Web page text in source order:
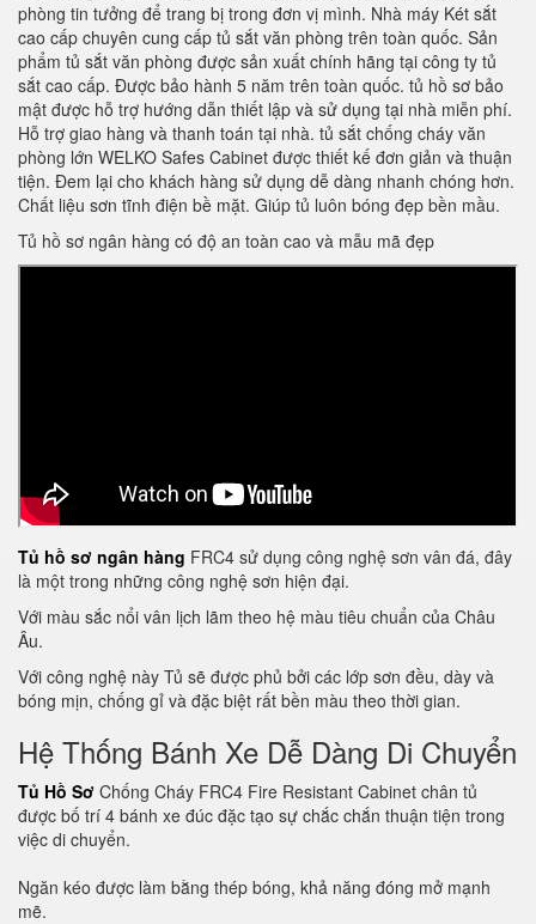
phòng tin tưởng để trang bị trong đơn vị mình. Nhà máy Két sắt
cao cấp chuyên cung cấp tủ sắt văn phòng trên toàn quốc. Sản
phẩm tủ sắt văn phòng được sản xuất chính hãng tại công ty tủ
sắt cao cấp. Được bảo hành 5 năm trên toàn quốc. tủ hồ sơ bảo
mật được hỗ trợ hướng dẫn thiết lập và sử dụng tại nhà miễn phí.
Hỗ trợ giao hàng và thanh toán tại nhà. tủ sắt chống cháy văn
phòng lớn WELKO Safes Cabinet được thiết kế đơn giản và thuận
tiện. Đem lại cho khách hàng sử dụng dễ dàng nhanh chóng hơn.
Chất liệu sơn tĩnh điện bề mặt. Giúp tủ luôn bóng đẹp bền mầu.
Tủ hồ sơ ngân hàng có độ an toàn cao và mẫu mã đẹp
Tủ hồ sơ ngân hàng FRC4 sử dụng công nghệ sơn vân đá, đây
là một trong những công nghệ sơn hiện đại.
Với màu sắc nổi vân lịch lãm theo hệ màu tiêu chuẩn của Châu
Âu.
Với công nghệ này Tủ sẽ được phủ bởi các lớp sơn đều, dày và
bóng mịn, chống gỉ và đặc biệt rất bền màu theo thời gian.
Hệ Thống Bánh Xe Dễ Dàng Di Chuyển
Tủ Hồ Sơ Chống Cháy FRC4 Fire Resistant Cabinet chân tủ
được bố trí 4 bánh xe đúc đặc tạo sự chắc chắn thuận tiện trong
việc di chuyển.
Ngăn kéo được làm bằng thép bóng, khả năng đóng mở mạnh
mẽ.